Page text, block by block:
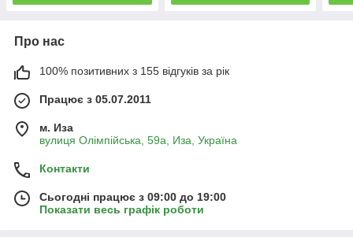
Про нас
100% позитивних з 155 відгуків за рік
Працює з 05.07.2011
м. Иза
вулиця Олімпійська, 59а, Иза, Україна
Контакти
Сьогодні працює з 09:00 до 19:00
Показати весь графік роботи